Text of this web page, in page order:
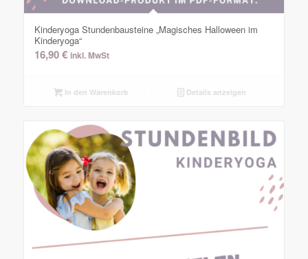
Kinderyoga Stundenbausteine „Magisches Halloween im
Kinderyoga“
16,90€ inkl. MwSt
In den Warenkorb Details anzeigen